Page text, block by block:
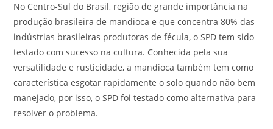
No Centro-Sul do Brasil, região de grande importância na
produção brasileira de mandioca e que concentra 80% das
indústrias brasileiras produtoras de fécula, o SPD tem sido
testado com sucesso na cultura. Conhecida pela sua
versatilidade e rusticidade, a mandioca também tem como
característica esgotar rapidamente o solo quando não bem
manejado, por isso, o SPD foi testado como alternativa para
resolver o problema.